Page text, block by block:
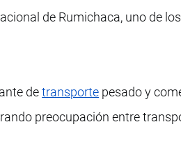
de Rumichaca, uno de
detransporte pesado y
preocupación entre